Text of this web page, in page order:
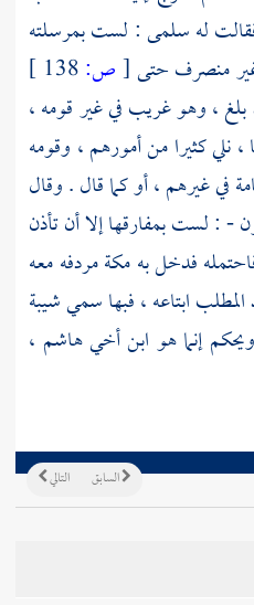
لهسلمى: لست بمرسلته
منصرف حتى[ص:
، وهو غريب في غير قومه ،
كثيرا من أمورهم ، وقومه
في غيرهم ، أو كما قال . وقال
- : لست بمفارقها إلا أن تأذن
فدخل بهمكةمردفه معه
ابتاعه ، فبها سميشيبة
إنما هو ابن أخيهاشم ،
التالي السابق